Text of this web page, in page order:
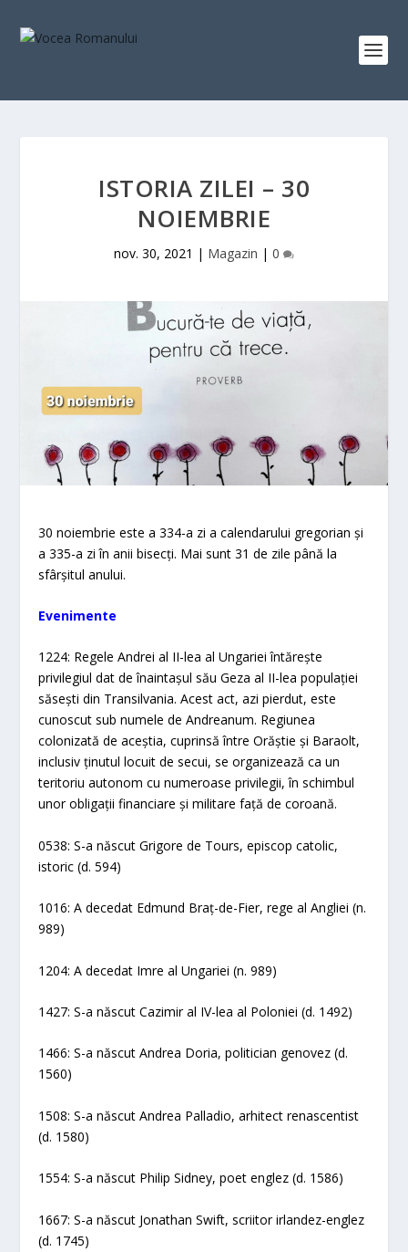
ISTORIA ZILEI – 30
NOIEMBRIE
nov. 30, 2021 | Magazin | 0
30 noiembrie este a 334-a zi a calendarului gregorian și
a 335-a zi în anii bisecți. Mai sunt 31 de zile până la
sfârșitul anului.
Evenimente
1224: Regele Andrei al II-lea al Ungariei întărește
privilegiul dat de înaintașul său Geza al II-lea populației
săsești din Transilvania. Acest act, azi pierdut, este
cunoscut sub numele de Andreanum. Regiunea
colonizată de aceștia, cuprinsă între Orăștie și Baraolt,
inclusiv ținutul locuit de secui, se organizează ca un
teritoriu autonom cu numeroase privilegii, în schimbul
unor obligații financiare și militare față de coroană.
0538: S-a născut Grigore de Tours, episcop catolic,
istoric (d. 594)
1016: A decedat Edmund Braț-de-Fier, rege al Angliei (n.
989)
1204: A decedat Imre al Ungariei (n. 989)
1427: S-a născut Cazimir al IV-lea al Poloniei (d. 1492)
1466: S-a născut Andrea Doria, politician genovez (d.
1560)
1508: S-a născut Andrea Palladio, arhitect renascentist
(d. 1580)
1554: S-a născut Philip Sidney, poet englez (d. 1586)
1667: S-a născut Jonathan Swift, scriitor irlandez-englez
(d. 1745)